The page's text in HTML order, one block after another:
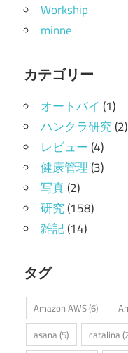
Workship
minne
カテゴリー
オートバイ (1)
ハンクラ研究(2)
レビュー(4)
健康管理(3)
写真(2)
研究(158)
雑記(14)
タグ
Amazon AWS(6)
asana (5) catalina